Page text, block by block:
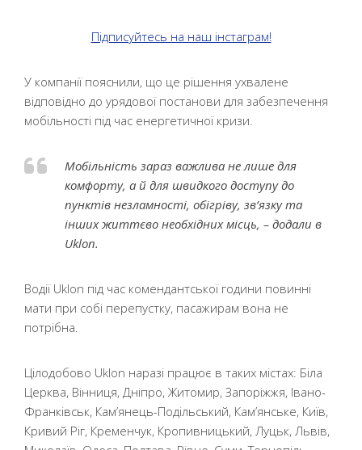
Підписуйтесь на наш інстаграм!
У компанії пояснили, що це рішення ухвалене
відповідно до урядової постанови для забезпечення
мобільності під час енергетичної кризи.
Мобільність зараз важлива не лише для
комфорту, а й для швидкого доступу до
пунктів незламності, обігріву, зв’язку та
інших життєво необхідних місць, – додали в
Uklon.
Водії Uklon під час комендантської години повинні
мати при собі перепустку, пасажирам вона не
потрібна.
Цілодобово Uklon наразі працює в таких містах: Біла
Церква, Вінниця, Дніпро, Житомир, Запоріжжя, Івано-
Франківськ, Кам’янець-Подільський, Кам’янське, Київ,
Кривий Ріг, Кременчук, Кропивницький, Луцьк, Львів,